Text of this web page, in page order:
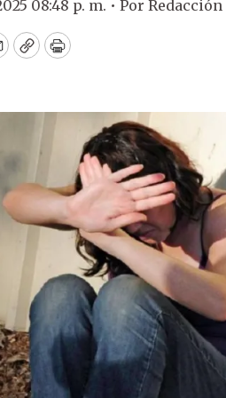
08:48 p. m. • Por Redacción
CopyPrint